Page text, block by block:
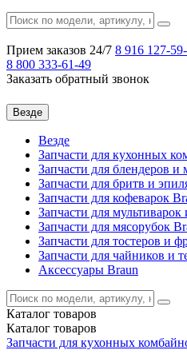
Прием заказов 24/7 8 916 127-
8 800 333-61-49
Заказать обратный звонок
Везде
Везде
Запчасти для кухонных
Запчасти для блендеров и
Запчасти для бритв и
Запчасти для кофеварок
Запчасти для
Запчасти для мясорубок
Запчасти для тостеров и
Запчасти для чайников и
Аксессуары Braun
Каталог товаров
Каталог товаров
Запчасти для кухонных